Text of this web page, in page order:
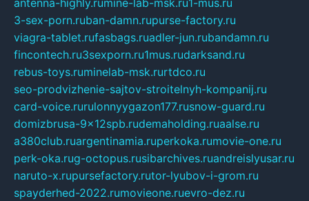
antenna-highly.rumine-lab-msk.ru1-mus.ru
3-sex-porn.ruban-damn.rupurse-factory.ru
viagra-tablet.rufasbags.ruadler-jun.rubandamn.ru
fincontech.ru3sexporn.ru1mus.rudarksand.ru
rebus-toys.ruminelab-msk.rurtdco.ru
seo-prodvizhenie-sajtov-stroitelnyh-kompanij.ru
card-voice.rurulonnyygazon177.rusnow-guard.ru
domizbrusa-9x12spb.rudemaholding.ruaalse.ru
a380club.ruargentinamia.ruperkoka.rumovie-one.ru
perk-oka.rug-octopus.rusibarchives.ruandreislyusar.ru
naruto-x.rupursefactory.rutor-lyubov-i-grom.ru
spayderhed-2022.rumovieone.ruevro-dez.ru